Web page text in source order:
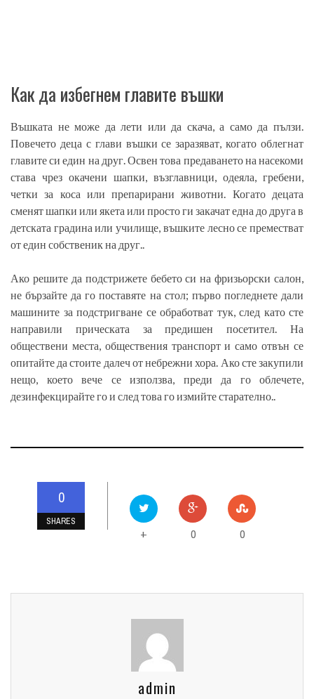
Как да избегнем главите въшки
Въшката не може да лети или да скача, а само да пълзи.
Повечето деца с глави въшки се заразяват, когато облегнат
главите си един на друг. Освен това предаването на насекоми
става чрез окачени шапки, възглавници, одеяла, гребени,
четки за коса или препарирани животни. Когато децата
сменят шапки или якета или просто ги закачат една до друга в
детската градина или училище, въшките лесно се преместват
от един собственик на друг..
Ако решите да подстрижете бебето си на фризьорски салон,
не бързайте да го поставяте на стол; първо погледнете дали
машините за подстригване се обработват тук, след като сте
направили прическата за предишен посетител. На
обществени места, обществения транспорт и само отвън се
опитайте да стоите далеч от небрежни хора. Ако сте закупили
нещо, което вече се използва, преди да го облечете,
дезинфекцирайте го и след това го измийте старателно..
0
SHARES
+ 0 0
admin